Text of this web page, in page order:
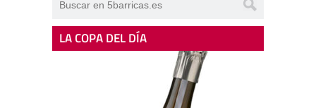
LA COPA DEL DÍA